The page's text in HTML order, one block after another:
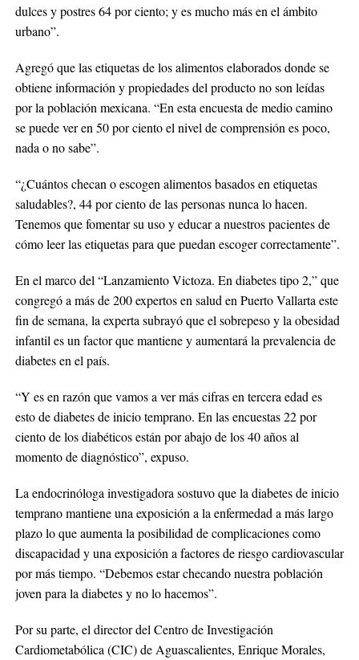
dulces y postres 64 por ciento; y es mucho más en el ámbito
urbano”.
Agregó que las etiquetas de los alimentos elaborados donde se
obtiene información y propiedades del producto no son leídas
por la población mexicana. “En esta encuesta de medio camino
se puede ver en 50 por ciento el nivel de comprensión es poco,
nada o no sabe”.
“¿Cuántos checan o escogen alimentos basados en etiquetas
saludables?, 44 por ciento de las personas nunca lo hacen.
Tenemos que fomentar su uso y educar a nuestros pacientes de
cómo leer las etiquetas para que puedan escoger correctamente”.
En el marco del “Lanzamiento Victoza. En diabetes tipo 2,” que
congregó a más de 200 expertos en salud en Puerto Vallarta este
fin de semana, la experta subrayó que el sobrepeso y la obesidad
infantil es un factor que mantiene y aumentará la prevalencia de
diabetes en el país.
“Y es en razón que vamos a ver más cifras en tercera edad es
esto de diabetes de inicio temprano. En las encuestas 22 por
ciento de los diabéticos están por abajo de los 40 años al
momento de diagnóstico”, expuso.
La endocrinóloga investigadora sostuvo que la diabetes de inicio
temprano mantiene una exposición a la enfermedad a más largo
plazo lo que aumenta la posibilidad de complicaciones como
discapacidad y una exposición a factores de riesgo cardiovascular
por más tiempo. “Debemos estar checando nuestra población
joven para la diabetes y no lo hacemos”.
Por su parte, el director del Centro de Investigación
Cardiometabólica (CIC) de Aguascalientes, Enrique Morales,